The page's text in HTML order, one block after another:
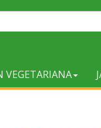
VEGETARIANA